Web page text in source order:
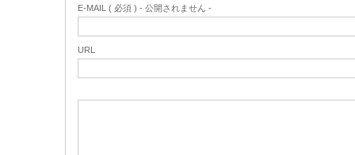
E-MAIL ( 必須 ) - 公開されません -
URL